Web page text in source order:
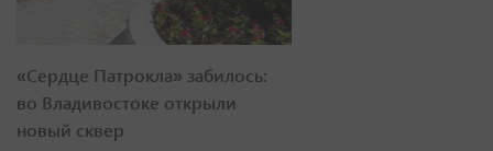
«Сердце Патрокла» забилось:
во Владивостоке открыли
новый сквер